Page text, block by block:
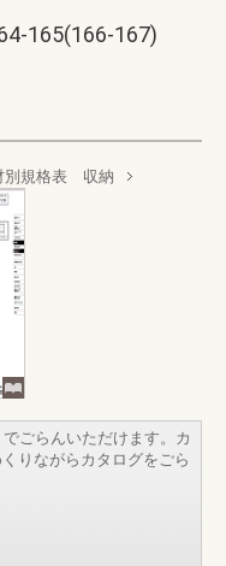
165(166-167)
別規格表 収納
ごらんいただけます。カ
りながらカタログをごら